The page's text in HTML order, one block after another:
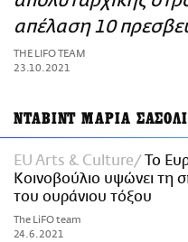
ΑΜΠΑ
PRINT
απέλαση 10
THE LIFO TEAM
23.10.2021
ΝΤΑΒΙΝΤ ΜΑΡΙΑ ΣΑΣΟΛΙ
EU Arts & Culture
Το
Κοινοβούλιο υψώνει τη
του ουράνιου τόξου
The LiFO team
24.6.2021